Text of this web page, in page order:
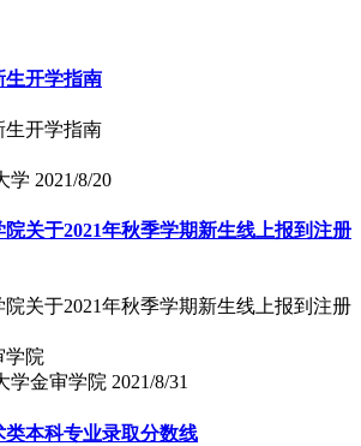
生开学指南
生开学指南
学 2021/8/20
关于2021年秋季学期新生线上报到注册
关于2021年秋季学期新生线上报到注册
学金审学院 2021/8/31
类本科专业录取分数线